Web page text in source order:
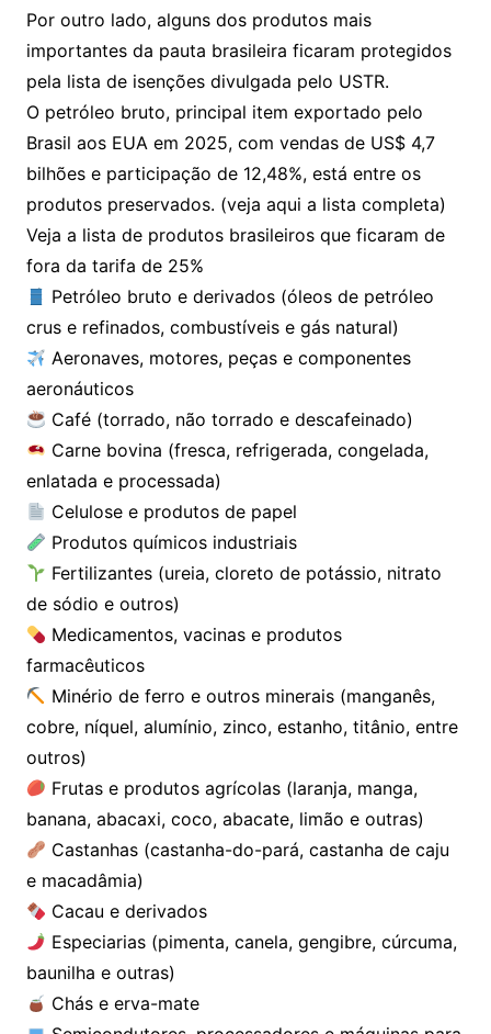
Por outro lado, alguns dos produtos mais
importantes da pauta brasileira ficaram protegidos
pela lista de isenções divulgada pelo USTR.
O petróleo bruto, principal item exportado pelo
Brasil aos EUA em 2025, com vendas de US$ 4,7
bilhões e participação de 12,48%, está entre os
produtos preservados. (veja aqui a lista completa)
Veja a lista de produtos brasileiros que ficaram de
fora da tarifa de 25%
Petróleo bruto e derivados (óleos de petróleo
crus e refinados, combustíveis e gás natural)
Aeronaves, motores, peças e componentes
aeronáuticos
Café (torrado, não torrado e descafeinado)
Carne bovina (fresca, refrigerada, congelada,
enlatada e processada)
Celulose e produtos de papel
Produtos químicos industriais
Fertilizantes (ureia, cloreto de potássio, nitrato
de sódio e outros)
Medicamentos, vacinas e produtos
farmacêuticos
Minério de ferro e outros minerais (manganês,
cobre, níquel, alumínio, zinco, estanho, titânio, entre
outros)
Frutas e produtos agrícolas (laranja, manga,
banana, abacaxi, coco, abacate, limão e outras)
Castanhas (castanha-do-pará, castanha de caju
e macadâmia)
Cacau e derivados
Especiarias (pimenta, canela, gengibre, cúrcuma,
baunilha e outras)
Chás e erva-mate